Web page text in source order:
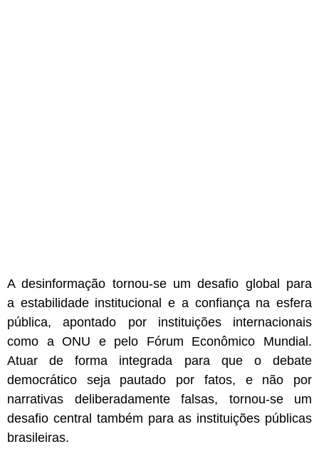
A desinformação tornou-se um desafio global para
a estabilidade institucional e a confiança na esfera
pública, apontado por instituições internacionais
como a ONU e pelo Fórum Econômico Mundial.
Atuar de forma integrada para que o debate
democrático seja pautado por fatos, e não por
narrativas deliberadamente falsas, tornou-se um
desafio central também para as instituições públicas
brasileiras.